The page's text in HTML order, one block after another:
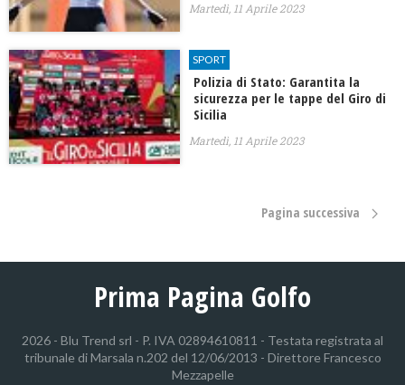
Martedì, 11 Aprile 2023
SPORT
Polizia di Stato: Garantita la
sicurezza per le tappe del Giro di
Sicilia
Martedì, 11 Aprile 2023
Pagina successiva
Prima Pagina Golfo
2026 - Blu Trend srl - P. IVA 02894610811 - Testata registrata al
tribunale di Marsala n.202 del 12/06/2013 - Direttore Francesco
Mezzapelle